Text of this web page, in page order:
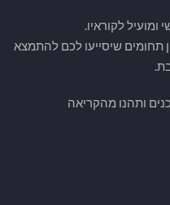
לקוראיו.
תחומים שיסייעו לכם להתמצא
ותהנו מהקריאה